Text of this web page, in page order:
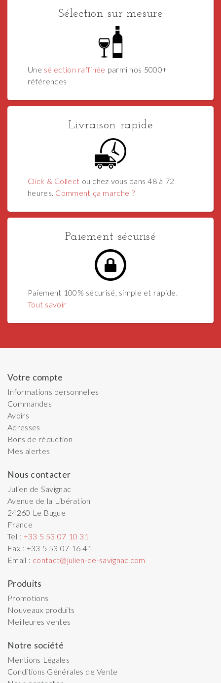
Sélection sur mesure
Une sélection raffinée parmi nos 5000+
références
Livraison rapide
Click & Collect ou chez vous dans 48 à 72
heures. Comment ça marche ?
Paiement sécurisé
Paiement 100% sécurisé, simple et rapide.
Tout savoir
Votre compte
Informations personnelles
Commandes
Avoirs
Adresses
Bons de réduction
Mes alertes
Nous contacter
Julien de Savignac
Avenue de la Libération
24260 Le Bugue
France
Tel : +33 5 53 07 10 31
Fax : +33 5 53 07 16 41
Email : contact@julien-de-savignac.com
Produits
Promotions
Nouveaux produits
Meilleures ventes
Notre société
Mentions Légales
Conditions Générales de Vente